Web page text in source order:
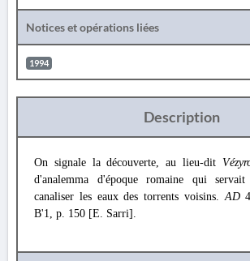
Notices et opérations liées
1994
Description
On signale la découverte, au lieu-dit
d'analemma d'époque romaine qui
canaliser les eaux des torrents voisins.AD
Β'1, p. 150 [E. Sarri].